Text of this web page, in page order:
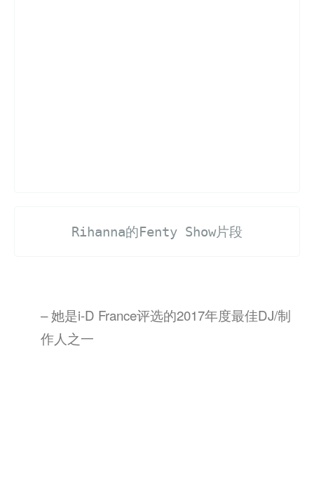
Rihanna的Fenty Show片段
– 她是i-D France评选的2017年度最佳DJ/制
作人之一